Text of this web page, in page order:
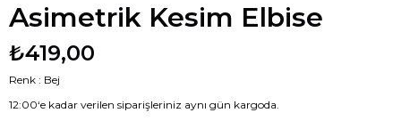
Asimetrik Kesim Elbise
₺419,00
Renk : Bej
12:00‘e kadar verilen siparişleriniz aynı gün kargoda.